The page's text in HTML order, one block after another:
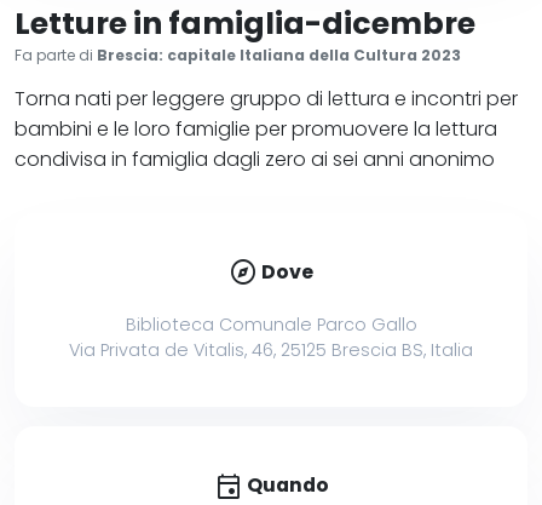
Letture in famiglia-dicembre
Fa parte di Brescia: capitale Italiana della Cultura 2023
Torna nati per leggere gruppo di lettura e incontri per
bambini e le loro famiglie per promuovere la lettura
condivisa in famiglia dagli zero ai sei anni anonimo
explore Dove
Biblioteca Comunale Parco Gallo
Via Privata de Vitalis, 46, 25125 Brescia BS, Italia
event Quando